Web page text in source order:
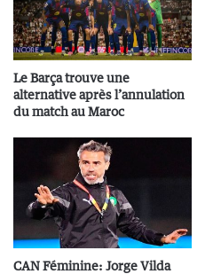
Le Barça trouve une
alternative après l’annulation
du match au Maroc
CAN Féminine: Jorge Vilda